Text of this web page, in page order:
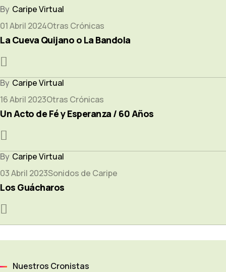
La Cueva Quijano o La Bandola
01 Abril 2024Otras Crónicas
Caripe Virtual
Un Acto de Fé y Esperanza / 60 Años
16 Abril 2023Otras Crónicas
Caripe Virtual
Los Guácharos
03 Abril 2023Sonidos de Caripe
Caripe Virtual
Nuestros Cronistas